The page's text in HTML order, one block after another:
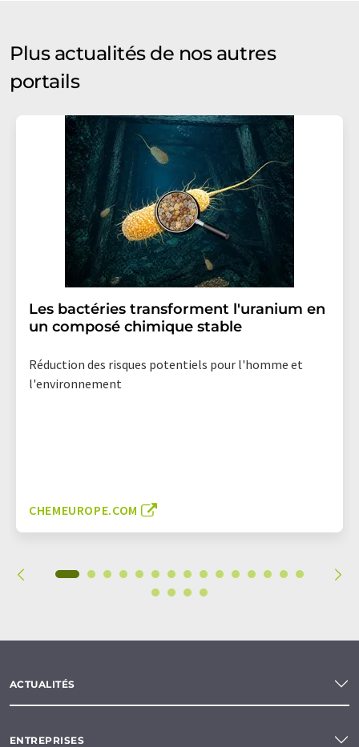
Plus actualités de nos autres
portails
Les bactéries transforment l'uranium en
un composé chimique stable
Réduction des risques potentiels pour l'homme et
l'environnement
CHEMEUROPE.COM
ACTUALITÉS
ENTREPRISES